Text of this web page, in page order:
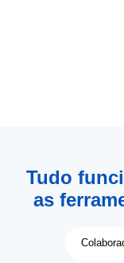
Tudo
as